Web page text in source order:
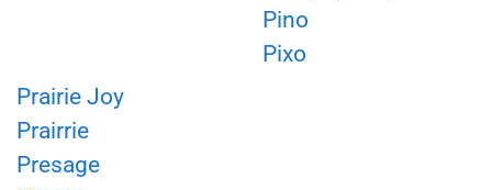
Pino
Pixo
Prairie Joy
Prairrie
Presage